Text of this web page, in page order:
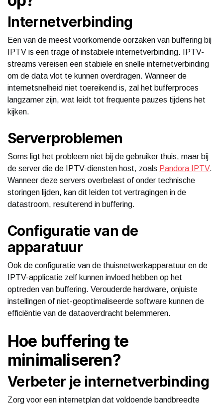
Internetverbinding
Een van de meest voorkomende oorzaken van buffering bij
IPTV is een trage of instabiele internetverbinding. IPTV-
streams vereisen een stabiele en snelle internetverbinding
om de data vlot te kunnen overdragen. Wanneer de
internetsnelheid niet toereikend is, zal het bufferproces
langzamer zijn, wat leidt tot frequente pauzes tijdens het
kijken.
Serverproblemen
Soms ligt het probleem niet bij de gebruiker thuis, maar bij
de server die de IPTV-diensten host, zoals Pandora IPTV.
Wanneer deze servers overbelast of onder technische
storingen lijden, kan dit leiden tot vertragingen in de
datastroom, resulterend in buffering.
Configuratie van de
apparatuur
Ook de configuratie van de thuisnetwerkapparatuur en de
IPTV-applicatie zelf kunnen invloed hebben op het
optreden van buffering. Verouderde hardware, onjuiste
instellingen of niet-geoptimaliseerde software kunnen de
efficiëntie van de dataoverdracht belemmeren.
Hoe buffering te
minimaliseren?
Verbeter je internetverbinding
Zorg voor een internetplan dat voldoende bandbreedte